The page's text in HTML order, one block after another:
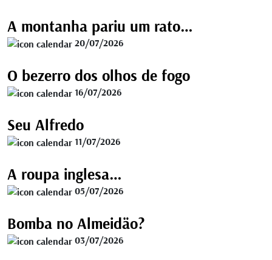
A montanha pariu um rato…
20/07/2026
O bezerro dos olhos de fogo
16/07/2026
Seu Alfredo
11/07/2026
A roupa inglesa…
05/07/2026
Bomba no Almeidäo?
03/07/2026